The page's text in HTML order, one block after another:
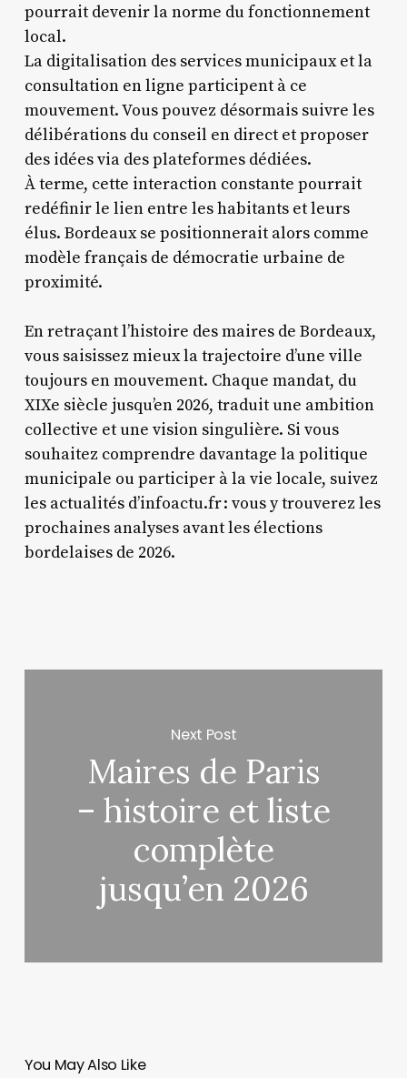
pourrait devenir la norme du fonctionnement
local.
La digitalisation des services municipaux et la
consultation en ligne participent à ce
mouvement. Vous pouvez désormais suivre les
délibérations du conseil en direct et proposer
des idées via des plateformes dédiées.
À terme, cette interaction constante pourrait
redéfinir le lien entre les habitants et leurs
élus. Bordeaux se positionnerait alors comme
modèle français de démocratie urbaine de
proximité.
En retraçant l’histoire des maires de Bordeaux,
vous saisissez mieux la trajectoire d’une ville
toujours en mouvement. Chaque mandat, du
XIXe siècle jusqu’en 2026, traduit une ambition
collective et une vision singulière. Si vous
souhaitez comprendre davantage la politique
municipale ou participer à la vie locale, suivez
les actualités d’infoactu.fr : vous y trouverez les
prochaines analyses avant les élections
bordelaises de 2026.
Next Post
Maires de Paris
– histoire et liste
complète
jusqu’en 2026
You May Also Like